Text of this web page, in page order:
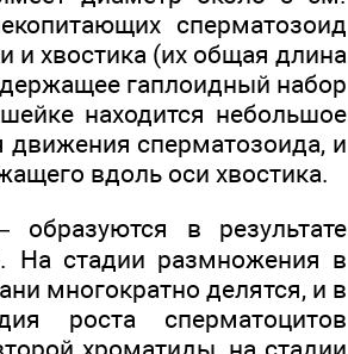
сперматозоид
и хвостика (их общая длина
гаплоидный набор
находится небольшое
сперматозоида, и
вдоль оси хвостика.
в результате
На стадии размножения в
многократно делятся, и в
роста сперматоцитов